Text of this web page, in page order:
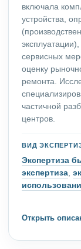
включала
устройства,
сервисных
оценку
ремонта.
частичной
центров.
ВИД
Экспертиза
экспертиза,
Открыть